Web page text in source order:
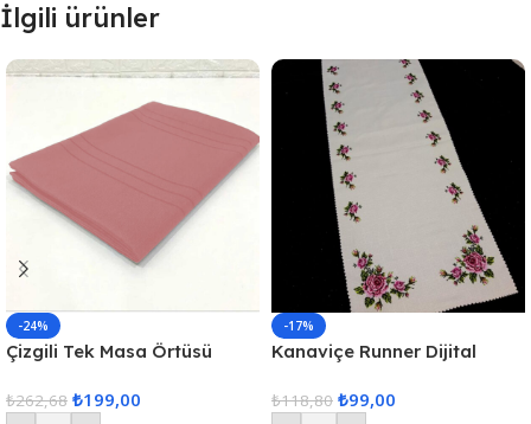
İlgili ürünler
-24%
Çizgili Tek Masa Örtüsü
₺262,68 ₺199,00
-17%
Kanaviçe Runner Dijital
₺118,80 ₺99,00